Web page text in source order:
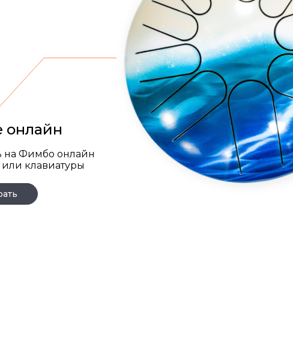
второй Фимбо/комплект/
и другие постоянные
онлайн
на Фимбо онлайн
клавиатуры